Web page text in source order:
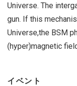
Universe. The
gun. If this
Universe,the BSM
(hyper)magnetic
イベント